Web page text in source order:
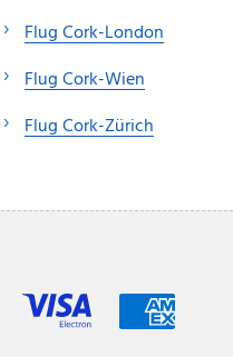
Flug Cork-London
Flug Cork-Wien
Flug Cork-Zürich